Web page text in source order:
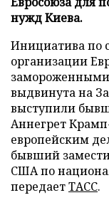
нужд Киева.
Инициатива по
организации
выдвинута на
выступили
Аннегрет
европейским
бывший
США по
передаетТАСС.